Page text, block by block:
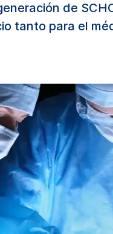
de
tanto para el